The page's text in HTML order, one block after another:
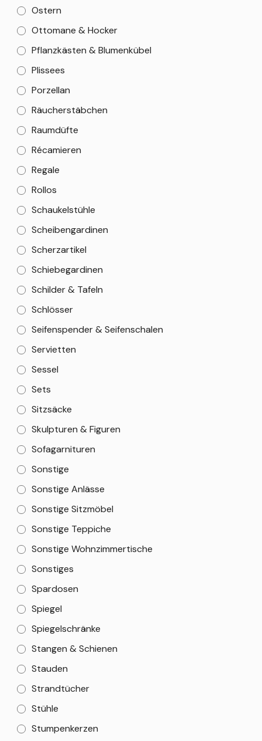
Ostern
Ottomane & Hocker
Pflanzkästen & Blumenkübel
Plissees
Porzellan
Räucherstäbchen
Raumdüfte
Récamieren
Regale
Rollos
Schaukelstühle
Scheibengardinen
Scherzartikel
Schiebegardinen
Schilder & Tafeln
Schlösser
Seifenspender & Seifenschalen
Servietten
Sessel
Sets
Sitzsäcke
Skulpturen & Figuren
Sofagarnituren
Sonstige
Sonstige Anlässe
Sonstige Sitzmöbel
Sonstige Teppiche
Sonstige Wohnzimmertische
Sonstiges
Spardosen
Spiegel
Spiegelschränke
Stangen & Schienen
Stauden
Strandtücher
Stühle
Stumpenkerzen